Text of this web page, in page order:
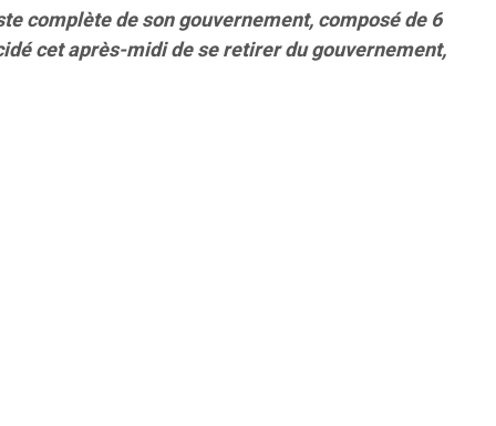
complète de son gouvernement, composé de 6
cet après-midi de se retirer du gouvernement,